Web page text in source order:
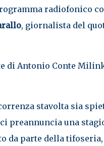
radiofonico
, giornalista del
di Antonio Conte
stavolta sia
preannuncia una
da parte della